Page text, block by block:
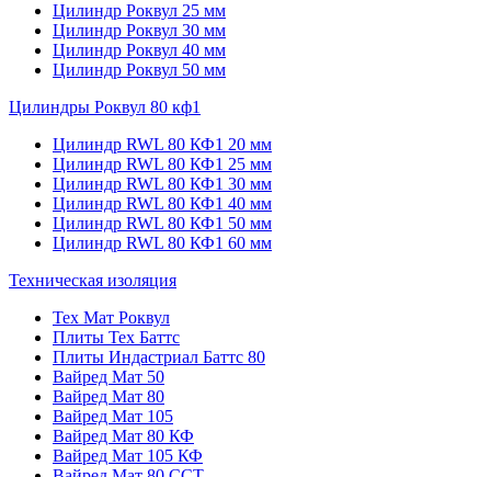
Цилиндр Роквул 25 мм
Цилиндр Роквул 30 мм
Цилиндр Роквул 40 мм
Цилиндр Роквул 50 мм
Цилиндры Роквул 80 кф1
Цилиндр RWL 80 КФ1 20 мм
Цилиндр RWL 80 КФ1 25 мм
Цилиндр RWL 80 КФ1 30 мм
Цилиндр RWL 80 КФ1 40 мм
Цилиндр RWL 80 КФ1 50 мм
Цилиндр RWL 80 КФ1 60 мм
Техническая изоляция
Тех Мат Роквул
Плиты Тех Баттс
Плиты Индастриал Баттс 80
Вайред Мат 50
Вайред Мат 80
Вайред Мат 105
Вайред Мат 80 КФ
Вайред Мат 105 КФ